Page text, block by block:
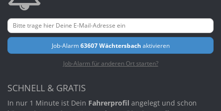
Job-Alarm63607 Wächtersbach aktivieren
Job-Alarm für anderen Ort starten?
SCHNELL & GRATIS
In nur 1 Minute ist Dein Fahrerprofil angelegt und schon